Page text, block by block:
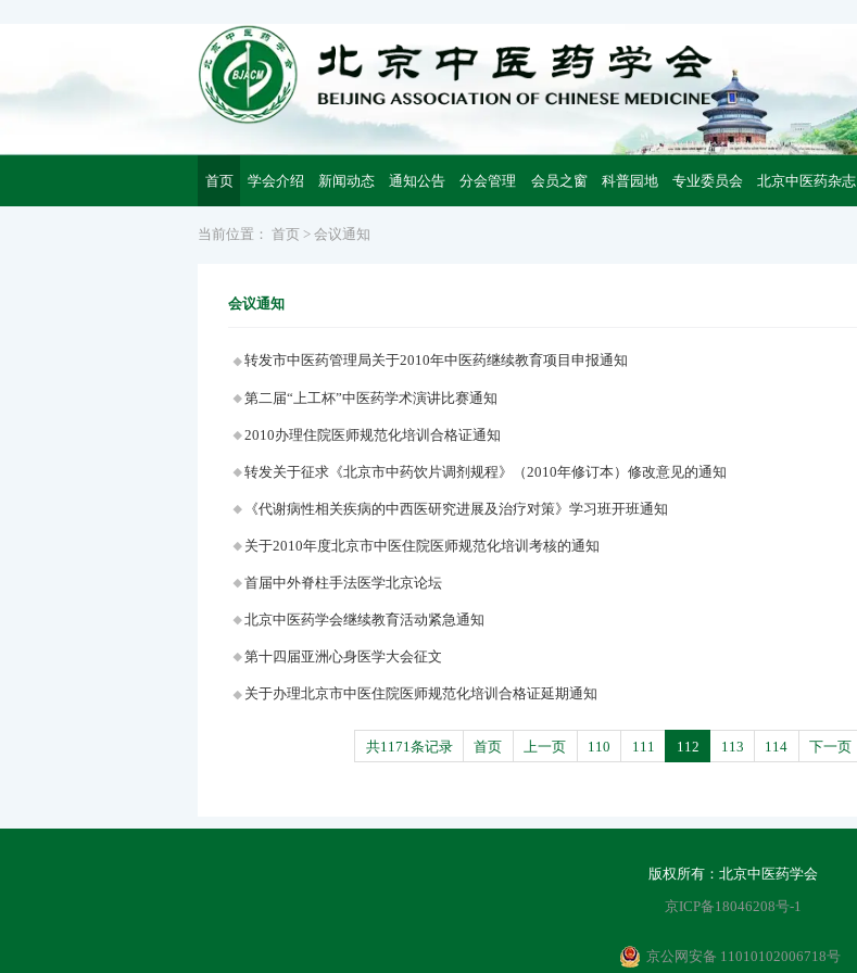
首页 学会介绍 新闻动态 通知公告 分会管理 会员之窗 科普园地 专业委员会 北京中医药杂志
当前位置： 首页 > 会议通知
会议通知
转发市中医药管理局关于2010年中医药继续教育项目申报通知
第二届“上工杯”中医药学术演讲比赛通知
2010办理住院医师规范化培训合格证通知
转发关于征求《北京市中药饮片调剂规程》（2010年修订本）修改意见的通知
《代谢病性相关疾病的中西医研究进展及治疗对策》学习班开班通知
关于2010年度北京市中医住院医师规范化培训考核的通知
首届中外脊柱手法医学北京论坛
北京中医药学会继续教育活动紧急通知
第十四届亚洲心身医学大会征文
关于办理北京市中医住院医师规范化培训合格证延期通知
共1171条记录 首页 上一页 110 111 112 113 114 下一页
版权所有：北京中医药学会
京ICP备18046208号-1
京公网安备 11010102006718号